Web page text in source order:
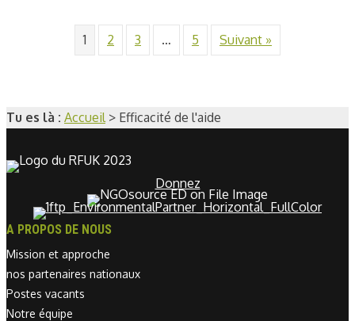
1 2 3 … 5 Suivant »
Tu es là : Accueil > Efficacité de l'aide
Donnez
A PROPOS DE NOUS
Mission et approche
nos partenaires nationaux
Postes vacants
Notre équipe